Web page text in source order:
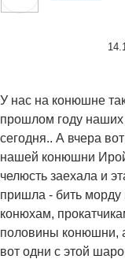
У нас на конюшне
прошлом году
сегодня.. А вчера
нашей конюшни
челюсть заехала и
пришла - бить
конюхам,
половины конюшни,
вот одни с этой